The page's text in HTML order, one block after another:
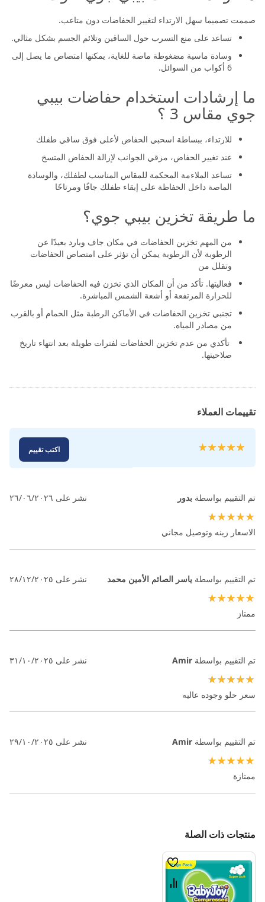
صممت تصميما سهل الارتداء لتغيير الحفاضات دون متاعب.
تساعد على منع التسرب حول الساقين وتلائم الجسم بشكل مثالي.
وسادة ماسية مضغوطة ماصة للغاية، يمكنها امتصاص ما يصل إلى
6 أكواب من السوائل.
ما إرشادات استخدام حفاضات بيبي
جوي مقاس 3 ؟
للارتداء، ببساطة اسحبي الحفاض لأعلى فوق ساقي طفلك
عند تغيير الحفاض، مزقي الجوانب لإزالة الحفاض المتسخ
تساعد الملاءمة المحكمة للمقاس المناسب لطفلك، والوسادة
الماصة داخل الحفاظة على إبقاء طفلك جافًا ومرتاحًا
ما طريقة تخزين بيبي جوي؟
من المهم تخزين الحفاضات في مكان جاف وبارد بعيدًا عن
الرطوبة لأن الرطوبة يمكن أن تؤثر على امتصاص الحفاضات
وتقلل من
فعاليتها. تأكد من أن المكان الذي تخزن فيه الحفاضات ليس معرضًا
للحرارة المرتفعة أو أشعة الشمس المباشرة.
تجنبي تخزين الحفاضات في الأماكن الرطبة مثل الحمام أو بالقرب
من مصادر المياه.
تأكدي من عدم تخزين الحفاضات لفترات طويلة بعد انتهاء تاريخ
صلاحيتها.
تقييمات العملاء
تقييم:
اكتب تقييم
تم التقييم بواسطة بدور نشر على ٢٦/٠٦/٢٠٢٦
الاسعار زينه وتوصيل مجاني
تم التقييم بواسطة ياسر الصائم الأمين محمد نشر على ٢٨/١٢/٢٠٢٥
ممتاز
تم التقييم بواسطة Amir نشر على ٣١/١٠/٢٠٢٥
سعر حلو وجوده عاليه
تم التقييم بواسطة Amir نشر على ٢٩/١٠/٢٠٢٥
ممتازة
منتجات ذات الصلة
قائمة
قارن